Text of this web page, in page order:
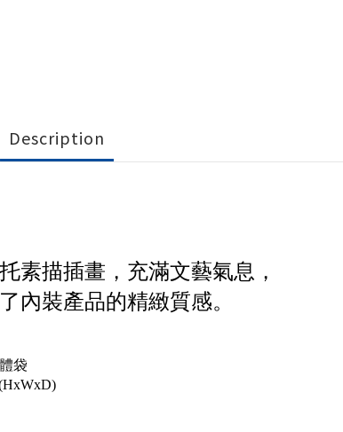
Description
素描插畫，充滿文藝氣息，
內裝產品的精緻質感。
袋